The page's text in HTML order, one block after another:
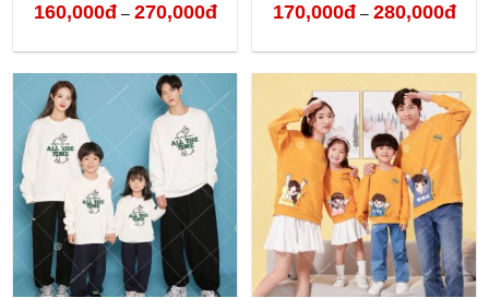
160,000đ – 270,000đKhoảng
từ
160,000đ
đến
270,000đ
170,000đ – 280,000đ
từ
đến